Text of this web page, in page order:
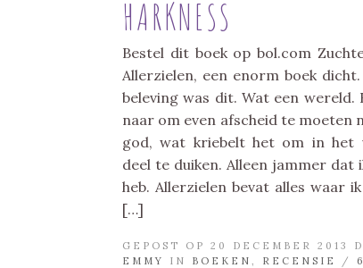
HARKNESS
Bestel dit boek op bol.com
Allerzielen, een enorm boek
beleving was dit. Wat een wereld.
naar om even afscheid te moeten
god, wat kriebelt het om in het
deel te duiken. Alleen jammer dat
heb. Allerzielen bevat alles waar
[…]
GEPOST OP 20 DECEMBER 2013
EMMY
IN BOEKEN , RECENSIE / 6